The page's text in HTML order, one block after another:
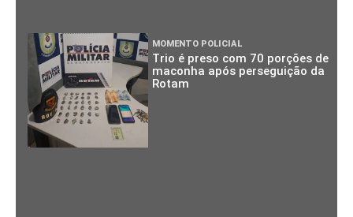
MOMENTO POLICIAL
Trio é preso com 70 porções de
maconha após perseguição da
Rotam